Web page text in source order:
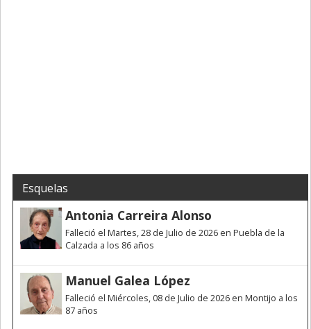
Esquelas
Antonia Carreira Alonso
Falleció el Martes, 28 de Julio de 2026 en Puebla de la
Calzada a los 86 años
Manuel Galea López
Falleció el Miércoles, 08 de Julio de 2026 en Montijo a los
87 años